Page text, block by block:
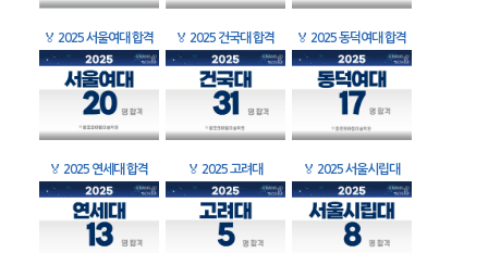
🏅 2025 서울여대 합격 🏅 2025 건국대 합격 🏅 2025 동덕여대 합격
🏅 2025 연세대 합격 🏅 2025 고려대 🏅 2025 서울시립대